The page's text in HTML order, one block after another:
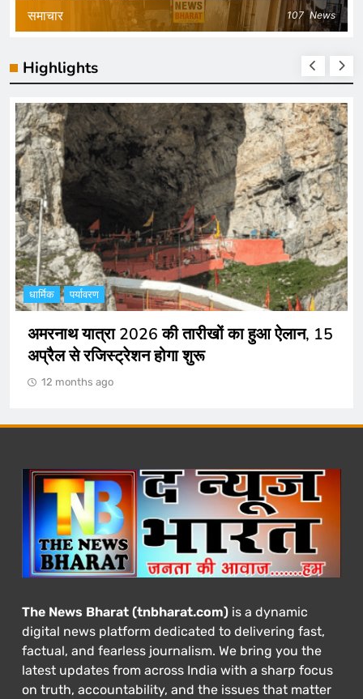
समाचार 107 News
Highlights
धार्मिक पर्यावरण
अमरनाथ यात्रा 2026 की तारीखों का हुआ ऐलान, 15
अप्रैल से रजिस्ट्रेशन होगा शुरू
12 months ago
The News Bharat (tnbharat.com) is a dynamic
digital news platform dedicated to delivering fast,
factual, and fearless journalism. We bring you the
latest updates from across India with a sharp focus
on truth, accountability, and the issues that matter